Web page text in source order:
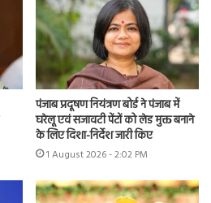
पंजाब प्रदूषण नियंत्रण बोर्ड ने पंजाब में
घरेलू एवं सजावटी पेंटों को लेड मुक्त बनाने
के लिए दिशा-निर्देश जारी किए
1 August 2026 - 2:02 PM